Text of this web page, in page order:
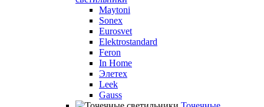
Maytoni
Sonex
Eurosvet
Elektrostandard
Feron
In Home
Элетех
Leek
Gauss